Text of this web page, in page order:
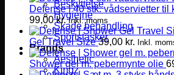
Beskyttelse
Hygiejne
Skade behandling
Sportstasker
Brands
Aesthetic
Kingz
Defense | 40 stk. vådservietter til
99,00kr. Inkl. moms
Gel Travel Size 39,00 kr. Inkl.
Shower gel m. pebermynte olie